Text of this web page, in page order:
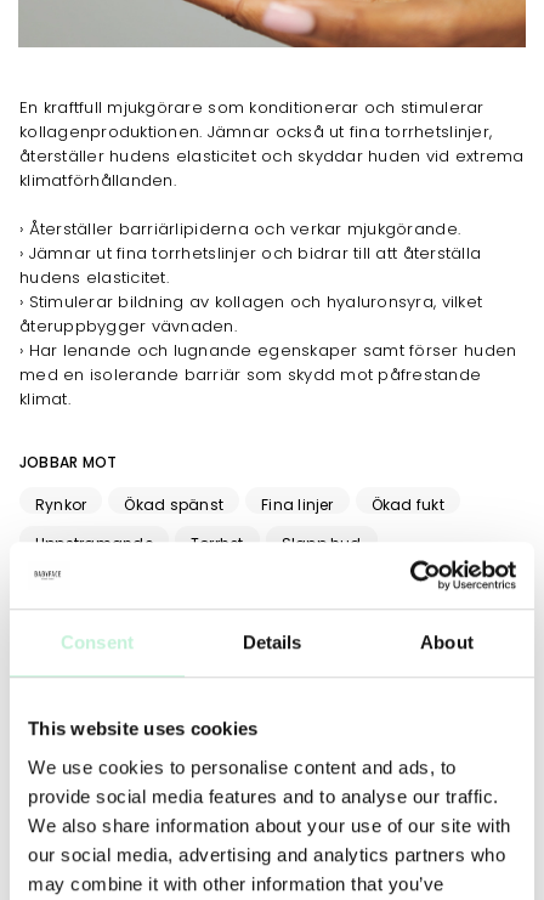
Consent Details About
This website uses cookies
We use cookies to personalise content and ads, to
provide social media features and to analyse our traffic.
We also share information about your use of our site with
our social media, advertising and analytics partners who
may combine it with other information that you’ve
En kraftfull mjukgörare som konditionerar och stimulerar
kollagenproduktionen. Jämnar också ut fina torrhetslinjer,
återställer hudens elasticitet och skyddar huden vid extrema
klimatförhållanden.
› Återställer barriärlipiderna och verkar mjukgörande.
› Jämnar ut fina torrhetslinjer och bidrar till att återställa
hudens elasticitet.
› Stimulerar bildning av kollagen och hyaluronsyra, vilket
återuppbygger vävnaden.
› Har lenande och lugnande egenskaper samt förser huden
med en isolerande barriär som skydd mot påfrestande
klimat.
JOBBAR MOT
Rynkor Ökad spänst Fina linjer
Ökad fukt
Uppstramande
Torrhet
Slapp hud
Stärkt hudbarriär
ANVÄNDNING TIPS MER INFO INGREDIENSER
Overnight Repair Serumär ett perfekt kompletterande
natten. Ihop är de den perfekta fuktgivande och närande
duon, som stärker och mjukgör en riktigt torr hud.